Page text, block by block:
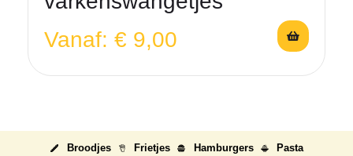
Vanaf: € 9,00
Broodjes Frietjes Hamburgers
Pasta